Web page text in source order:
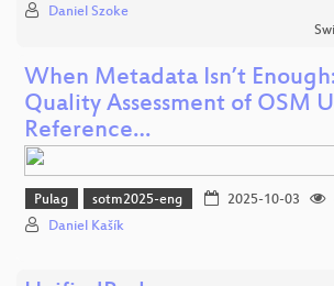
Daniel Szoke
When Metadata Isn’t
Quality Assessment of OSM
Reference…
Pulag sotm2025-eng 2025-10-03
Daniel Kašík